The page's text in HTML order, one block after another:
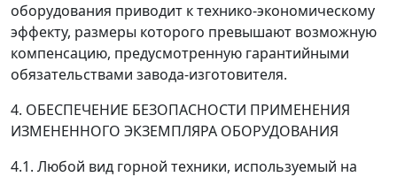
оборудования приводит к технико-экономическому
эффекту, размеры которого превышают возможную
компенсацию, предусмотренную гарантийными
обязательствами завода-изготовителя.
4. ОБЕСПЕЧЕНИЕ БЕЗОПАСНОСТИ ПРИМЕНЕНИЯ
ИЗМЕНЕННОГО ЭКЗЕМПЛЯРА ОБОРУДОВАНИЯ
4.1. Любой вид горной техники, используемый на